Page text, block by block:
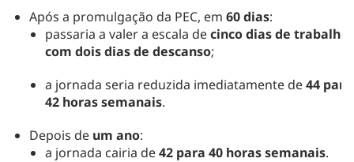
Após a promulgação da PEC, em 60 dias:
passaria a valer a escala decinco dias de trabalho
com dois dias de descanso;
a jornada seria reduzida imediatamente de44 para
42 horas semanais.
Depois de um ano:
a jornada cairia de42 para 40 horas semanais.